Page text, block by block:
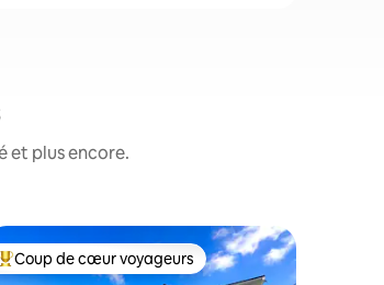
et plus encore.
Coups de cœur voyageurs les plus appréciés
Coup de cœur voyageurs